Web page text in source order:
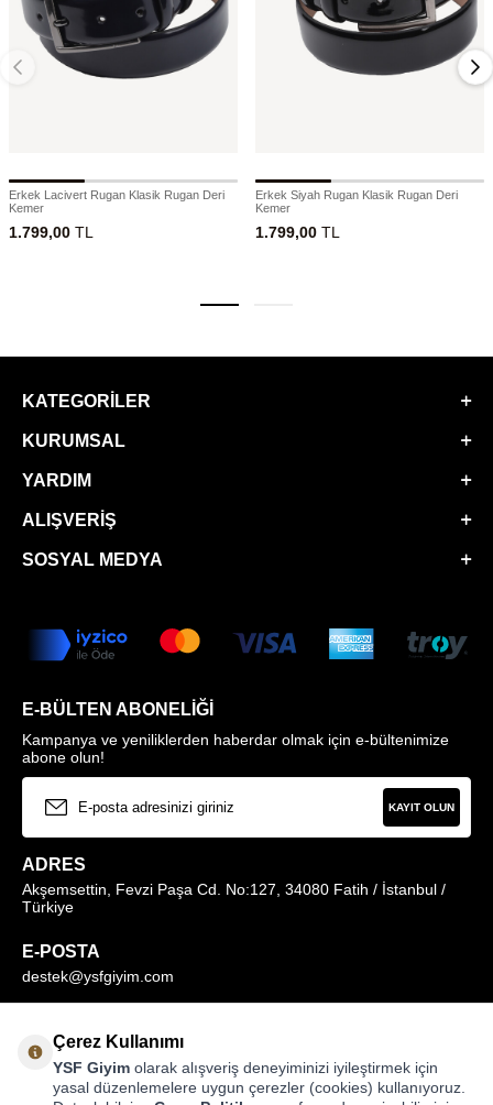
Erkek Lacivert Rugan Klasik Rugan Deri
Kemer
1.799,00 TL
Erkek Siyah Rugan Klasik Rugan Deri
Kemer
1.799,00 TL
KATEGORILER
KURUMSAL
YARDIM
ALIŞVERIŞ
SOSYAL MEDYA
E-BÜLTEN ABONELIĞI
Kampanya ve yeniliklerden haberdar olmak için e-bültenimize
abone olun!
KAYIT OLUN
ADRES
Akşemsettin, Fevzi Paşa Cd. No:127, 34080 Fatih / İstanbul /
Türkiye
E-POSTA
destek@ysfgiyim.com
0850 259 1373
Çerez Kullanımı
YSF Giyim olarak alışveriş deneyiminizi iyileştirmek için
yasal düzenlemelere uygun çerezler (cookies) kullanıyoruz.